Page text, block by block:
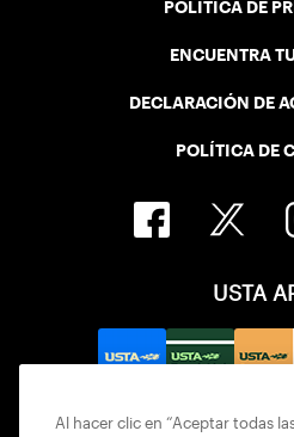
POLÍTICA DE
ENCUENTRA
DECLARACIÓN DE
POLÍTICA DE
USTA
Al hacer clic en “Aceptar todas